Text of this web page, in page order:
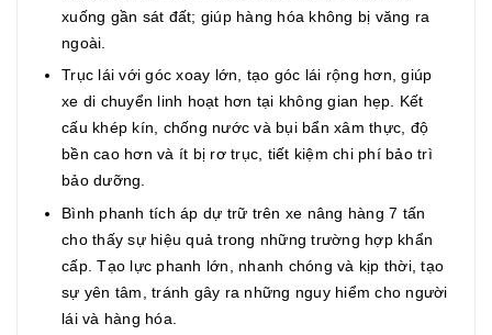
xuống gần sát đất; giúp hàng hóa không bị văng ra
ngoài.
Trục lái với góc xoay lớn, tạo góc lái rộng hơn, giúp
xe di chuyển linh hoạt hơn tại không gian hẹp. Kết
cấu khép kín, chống nước và bụi bẩn xâm thực, độ
bền cao hơn và ít bị rơ trục, tiết kiệm chi phí bảo trì
bảo dưỡng.
Bình phanh tích áp dự trữ trên xe nâng hàng 7 tấn
cho thấy sự hiệu quả trong những trường hợp khẩn
cấp. Tạo lực phanh lớn, nhanh chóng và kịp thời, tạo
sự yên tâm, tránh gây ra những nguy hiểm cho người
lái và hàng hóa.